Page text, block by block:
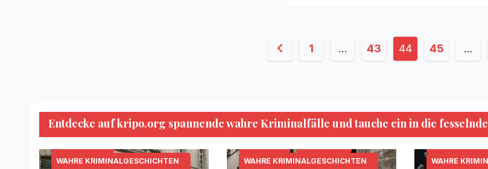
Seitennummerierung
1 … 43 44 45 …
Entdecke auf kripo.org spannende wahre Kriminalfälle und tauche ein in die fesselnde
KRIPO.ORG
MORDFÄLLE
WAHRE KRIMINALGESCHICHTEN
WAHRE KRIMINALGESCHICHTEN
KRIPO.ORG
WAHRE